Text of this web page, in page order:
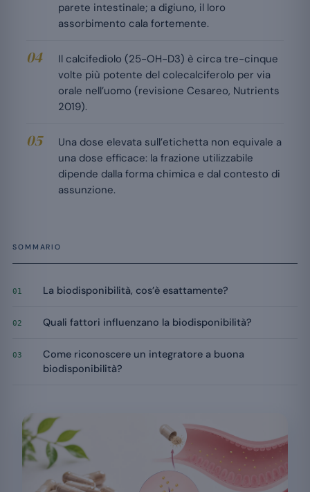
parete intestinale; a digiuno, il loro
assorbimento cala fortemente.
Il calcifediolo (25-OH-D3) è circa tre-cinque
volte più potente del colecalciferolo per via
orale nell’uomo (revisione Cesareo, Nutrients
2019).
Una dose elevata sull’etichetta non equivale a
una dose efficace: la frazione utilizzabile
dipende dalla forma chimica e dal contesto di
assunzione.
SOMMARIO
01 La biodisponibilità, cos’è esattamente?
02 Quali fattori influenzano la biodisponibilità?
03
Come riconoscere un integratore a buona
biodisponibilità?